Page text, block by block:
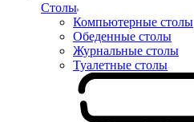
Столы
Компьютерные столы
Обеденные столы
Журнальные столы
Туалетные столы